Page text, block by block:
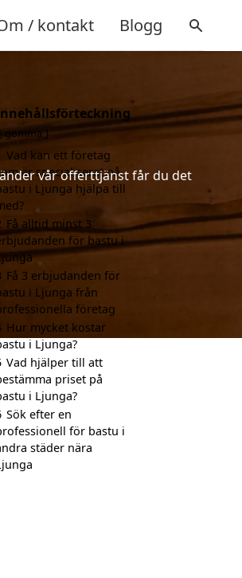
/ kontakt Blogg
vår offerttjänst får du det
gömma
Vad kan ett företag
är specialiserat på
i Ljunga hjälpa till
Få alltid minst 3
för bastu i
Få 3 erbjudanden för
i Ljunga från
företag
Hur mycket kostar
i Ljunga?
Vad hjälper till att
priset på
i Ljunga?
Sök efter en
för bastu i
städer nära